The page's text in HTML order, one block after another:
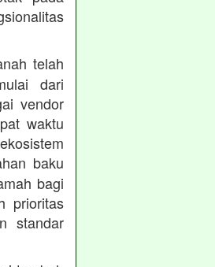
telah
dari
vendor
waktu
baku
bagi
prioritas
standar